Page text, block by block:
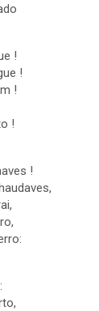
!
!
!
!
!